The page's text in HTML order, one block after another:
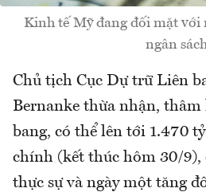
Kinh tế Mỹ đang đối mặt với
ngân
Chủ tịch Cục Dự trữ Liên
Bernanke thừa nhận, thâm
bang, có thể lên tới 1.470
chính (kết thúc hôm 30/9),
thực sự và ngày một tăng